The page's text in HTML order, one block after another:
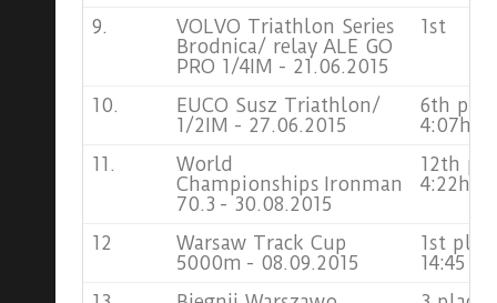
9.
VOLVO Triathlon Series
Brodnica/ relay ALE GO
PRO 1/4IM - 21.06.2015
1st
10.
EUCO Susz Triathlon/
1/2IM - 27.06.2015
6th
4:07h
11.
World
Championships Ironman
70.3 - 30.08.2015
12th
4:22h
12
Warsaw Track Cup
5000m - 08.09.2015
1st
14:45